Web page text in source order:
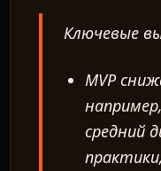
Ключевые
MVP
средний